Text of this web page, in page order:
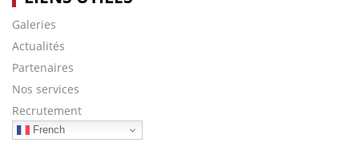
Galeries
Actualités
Partenaires
Nos services
Recrutement
French